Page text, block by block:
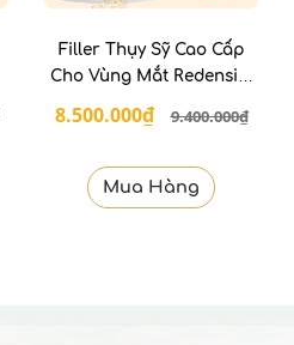
Filler Thụy Sỹ Cao Cấp
Cho Vùng Mắt Redensity
8.500.000₫ 9.400.000₫
Mua Hàng